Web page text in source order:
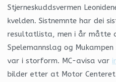
Stjerneskuddsvermen
kvelden. Sistnemnte har dei
resultatlista, men i år måtte
Spelemannslag og
var i storform. MC-avisa var
bilder etter at Motor